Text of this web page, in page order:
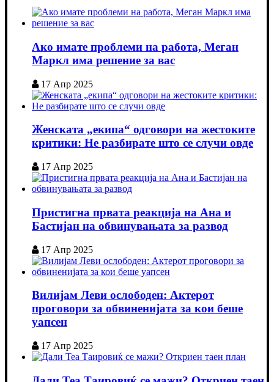
Ако имате проблеми на работа, Меган
Маркл има решение за вас
17 Апр 2025
Женската „екипа“ одговори на жестоките
критики: Не разбирате што се случи овде
17 Апр 2025
Пристигна првата реакција на Ана и
Бастијан на обвинувањата за развод
17 Апр 2025
Вилијам Леви ослободен: Актерот
проговори за обвиненијата за кои беше
уапсен
17 Апр 2025